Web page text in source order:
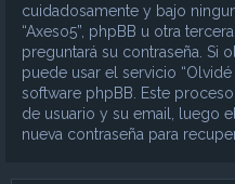
cuidadosamente y bajo
“Axeso5”, phpBB u otra
preguntará su contraseña. Si
puede usar el servicio
software phpBB. Este
de usuario y su email, luego
nueva contraseña para